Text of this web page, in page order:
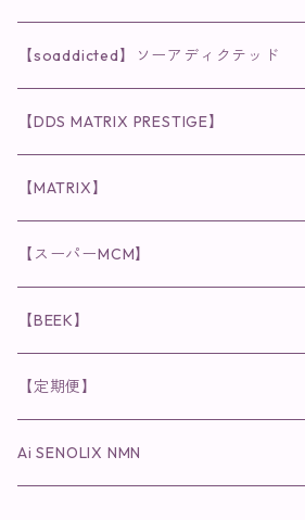
クレンジング・洗顔
化粧水
保湿ジェル・クリーム
ラディール
◉VI PLANTE
リキッド
ディフェンサー
メイク小物
◉ナチュリスティーアクレス
クレンジング
洗顔
◉インナーケア
食品
粒タイプ
◉cocochia
ヘナカラー
ヘアファンデーション
◉美顔器
◉スペシャルケア
◉肌悩み
◉V3シリーズ
ファンデーション・ベース
クレンジング・洗顔
リップ
◉V3 VSPIC C Line
クレンジング・洗顔
化粧水
◉スピケアシリーズ
◉V.O.Sシリーズ
クレンジング・洗顔
化粧水
◉メンズシリーズ
クレンジング・洗顔
化粧水
◉MESシリーズ
【soaddicted】ソーアディクテッド
ラッシュアディクト
まつ毛用美容液
眉毛用美容液
リップアディクト
唇用美容液
ヘアアディクト
【DDS MATRIX PRESTIGE】
スキンケアシリーズ
美容液
【MATRIX】
スキンケアシリーズ
美容液
洗顔
【スーパーMCM】
インナーケア
【BEEK】
インナーケア
【定期便】
Ai SENOLIX NMN